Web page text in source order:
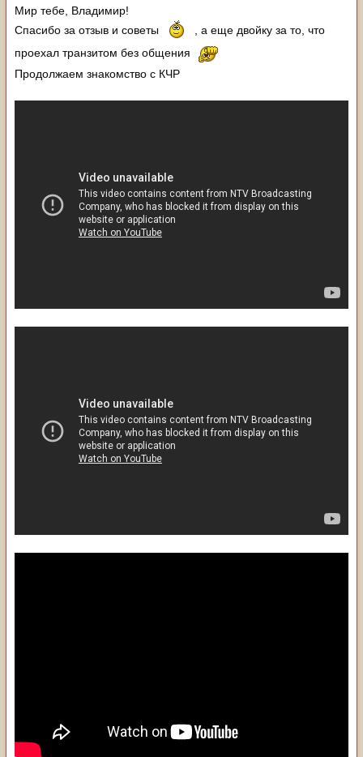
Мир тебе, Владимир!
Спасибо за отзыв и советы
, а еще двойку за то, что
проехал транзитом без общения
Продолжаем знакомство с КЧР